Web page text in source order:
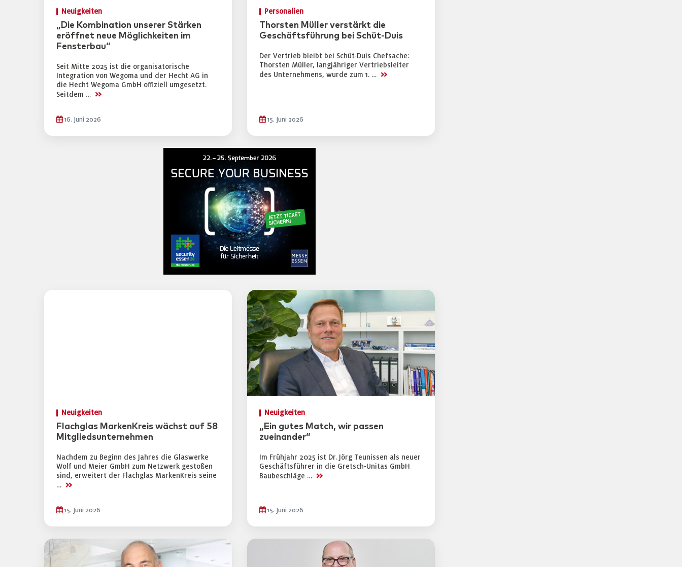
Neuigkeiten
„Die Kombination unserer Stärken
eröffnet neue Möglichkeiten im
Fensterbau“
Seit Mitte 2025 ist die organisatorische
Integration von Wegoma und der Hecht AG in
die Hecht Wegoma GmbH offiziell umgesetzt.
Seitdem … >>
16. Juni 2026
Personalien
Thorsten Müller verstärkt die
Geschäftsführung bei Schüt-Duis
Der Vertrieb bleibt bei Schüt-Duis Chefsache:
Thorsten Müller, langjähriger Vertriebsleiter
des Unternehmens, wurde zum 1. … >>
15. Juni 2026
Neuigkeiten
Flachglas MarkenKreis wächst auf 58
Mitgliedsunternehmen
Nachdem zu Beginn des Jahres die Glaswerke
Wolf und Meier GmbH zum Netzwerk gestoßen
sind, erweitert der Flachglas MarkenKreis seine
… >>
15. Juni 2026
Neuigkeiten
„Ein gutes Match, wir passen
zueinander“
Im Frühjahr 2025 ist Dr. Jörg Teunissen als neuer
Geschäftsführer in die Gretsch-Unitas GmbH
Baubeschläge … >>
15. Juni 2026